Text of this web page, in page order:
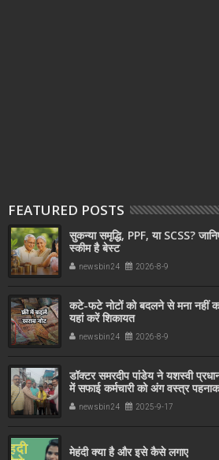
FEATURED POSTS
सुकन्या समृद्धि, PPF, या SCSS?
स्कीम है बेस्ट
newsbin24 2026-8-9
कटे-फटे नोटों को बदलने से मना नहीं
यहां करें शिकायत
newsbin24 2026-8-9
डॉक्टर समरदीप पांडेय ने यशस्वी
में सफाई कर्मचारी को अंग वस्त्र
सहयोग किया
newsbin24 2025-9-17
मेहंदी क्या है और इसे कैसे लगाए